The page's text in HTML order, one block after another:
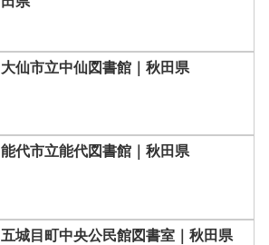
大仙市立中仙図書館｜秋田県
能代市立能代図書館｜秋田県
五城目町中央公民館図書室｜秋田県